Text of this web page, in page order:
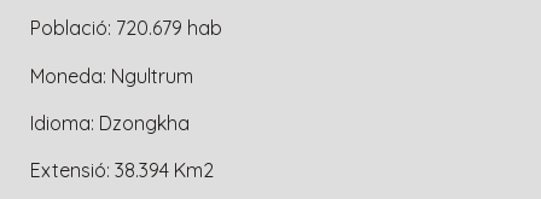
Població: 720.679 hab
Moneda: Ngultrum
Idioma: Dzongkha
Extensió: 38.394 Km2